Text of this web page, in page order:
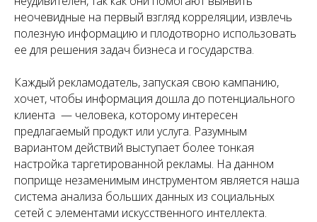
неочевидные на первый взгляд корреляции, извлечь
полезную информацию и плодотворно использовать
ее для решения задач бизнеса и государства.
Каждый рекламодатель, запуская свою кампанию,
хочет, чтобы информация дошла до потенциального
клиента — человека, которому интересен
предлагаемый продукт или услуга. Разумным
вариантом действий выступает более тонкая
настройка таргетированной рекламы. На данном
поприще незаменимым инструментом является наша
система анализа больших данных из социальных
сетей с элементами искусственного интеллекта.